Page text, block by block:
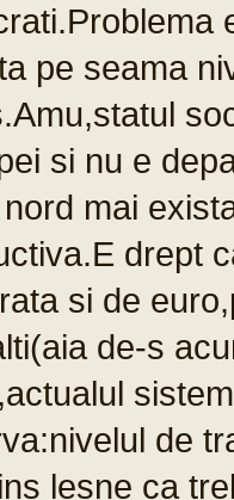
pe seama
si nu e
mai
drept
si de
de-s
de
lesne ca